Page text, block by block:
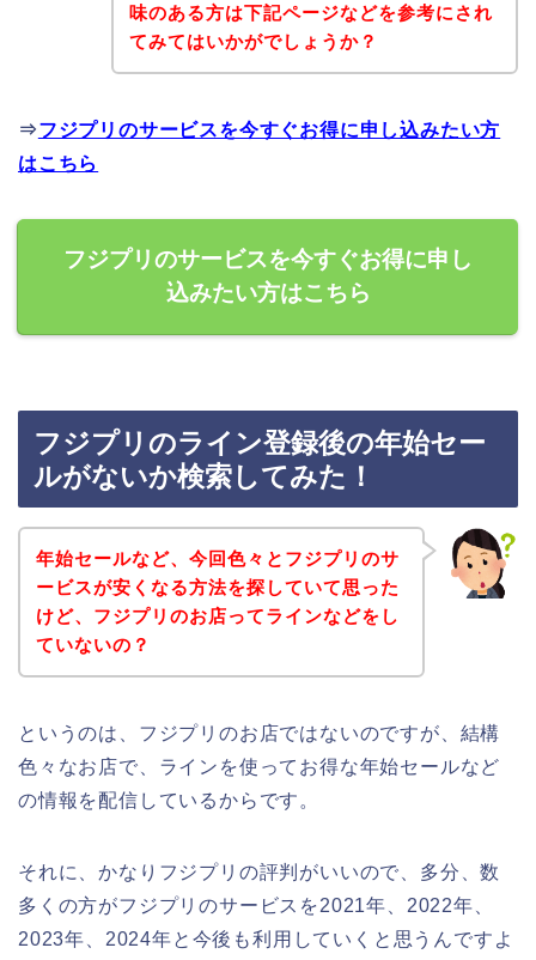
味のある方は下記ページなどを参考にされ
てみてはいかがでしょうか？
⇒フジプリのサービスを今すぐお得に申し込みたい方
はこちら
フジプリのサービスを今すぐお得に申し
込みたい方はこちら
フジプリのライン登録後の年始セー
ルがないか検索してみた！
年始セールなど、今回色々とフジプリのサ
ービスが安くなる方法を探していて思った
けど、フジプリのお店ってラインなどをし
ていないの？
というのは、フジプリのお店ではないのですが、結構
色々なお店で、ラインを使ってお得な年始セールなど
の情報を配信しているからです。
それに、かなりフジプリの評判がいいので、多分、数
多くの方がフジプリのサービスを2021年、2022年、
2023年、2024年と今後も利用していくと思うんですよ